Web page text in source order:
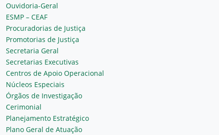
Ouvidoria-Geral
ESMP – CEAF
Procuradorias de Justiça
Promotorias de Justiça
Secretaria Geral
Secretarias Executivas
Centros de Apoio Operacional
Núcleos Especiais
Órgãos de Investigação
Cerimonial
Planejamento Estratégico
Plano Geral de Atuação